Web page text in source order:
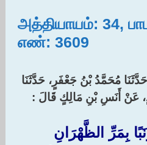
அத்தியாயம்: 34,
எண்: 3609
مُحَمَّدُ بْنُ جَعْفَرٍ، حَدَّثَنَا
عَنْ أَنَسِ بْنِ مَالِكٍ قَالَ :‏
بِمَرِّ الظَّهْرَانِ